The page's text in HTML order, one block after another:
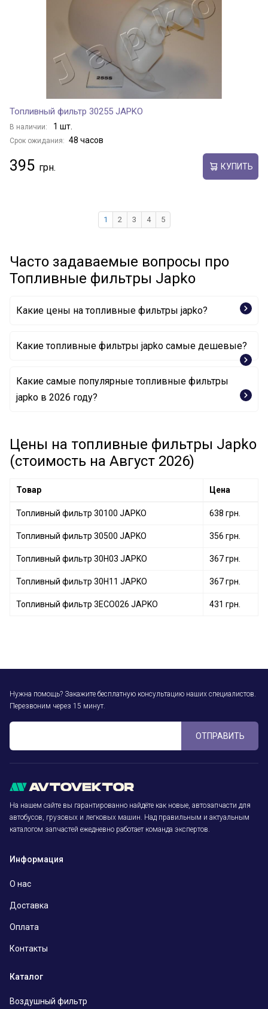
Топливный фильтр 30255 JAPKO
В наличии: 1 шт.
Срок ожидания: 48 часов
395 КУПИТЬ
1 2 3 4 5
Часто задаваемые вопросы про
Топливные фильтры Japko
Какие цены на топливные фильтры japko?
Какие топливные фильтры japko самые дешевые?
Топливный фильтр 30111 JAPKO
Топливный фильтр 30W01 JAPKO
Какие самые популярные топливные фильтры
japko в 2026 году?
Цены на топливные фильтры Japko
(стоимость на Август 2026)
Товар Цена
Топливный фильтр 30100 JAPKO 638 грн.
Топливный фильтр 30500 JAPKO 356 грн.
Топливный фильтр 30H03 JAPKO 367 грн.
Топливный фильтр 30H11 JAPKO 367 грн.
Топливный фильтр 3ECO026 JAPKO 431 грн.
Нужна помощь? Закажите бесплатную консультацию наших специалистов.
Перезвоним через 15 минут.
ОТПРАВИТЬ
На нашем сайте вы гарантированно найдёте как новые, автозапчасти для
автобусов, грузовых и легковых машин. Над правильным и актуальным
каталогом запчастей ежедневно работает команда экспертов.
Информация
О нас
Доставка
Оплата
Контакты
Каталог
Воздушный фильтр